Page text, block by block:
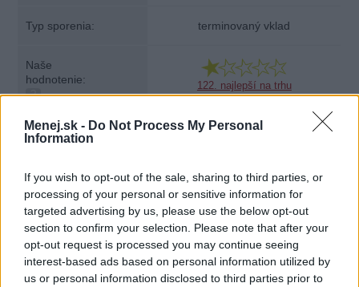
Menej.sk - Do Not Process My Personal
Information
If you wish to opt-out of the sale, sharing to third parties, or
processing of your personal or sensitive information for
targeted advertising by us, please use the below opt-out
section to confirm your selection. Please note that after your
opt-out request is processed you may continue seeing
interest-based ads based on personal information utilized by
us or personal information disclosed to third parties prior to
Typ sporenia: terminovaný vklad
Naše
hodnotenie:
?
122. najlepší na trhu
Úroková sadzba: 0,05 % p.a.
Výpovedná lehota: 36 mesiacov
Minimálny vklad: 150,00 €